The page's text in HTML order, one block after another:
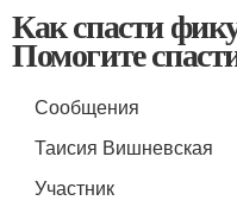
Как спасти
Помогите
Сообщения
Таисия Вишневская
Участник